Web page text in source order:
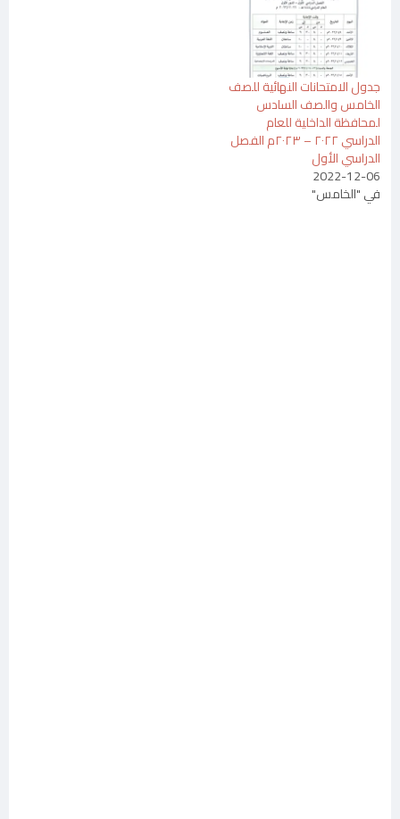
جدول الامتحانات النهائية للصف
الخامس والصف السادس
لمحافظة الداخلية للعام
الدراسي ٢٠٢٢ – ٢٠٢٣م الفصل
الدراسي الأول
2022-12-06
في "الخامس"